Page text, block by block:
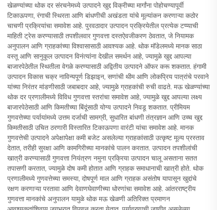
खेळण्यांच्या थोक दर संरचनेमध्ये उत्पादने खुद्द विक्रीच्या मार्गांना पोहोचण्यापूर्वी
टिकाऊपणा, रंगाची स्थिरता आणि बांधणीची अखंडता यांचे मूल्यांकन करणाऱ्या कठोर
चाचणी प्रक्रियांचा समावेश आहे. पुरवठादार उत्पादन प्रक्रियेतील प्रत्येक टप्प्याची
माहिती ट्रेस करण्यासाठी तपशीलवार गुणवत्ता दस्तऐवजीकरण ठेवतात, जे नियामक
अनुपालन आणि ग्राहकांच्या विश्वासासाठी आवश्यक आहे. थोक मॉडेलमध्ये मानक साठा
वस्तू आणि सानुकूल उत्पादन विनंत्यांना देखील समर्थन आहे, ज्यामुळे खुद्द आपल्या
बाजारपेठेतील स्थितीला वेगळे करण्यासाठी अद्वितीय उत्पादने ऑफर करू शकतात. हंगामी
उत्पादन विकास चक्र नाविन्यपूर्ण डिझाइन, सणांची थीम आणि लोकप्रिय पात्रांचे परवाने
यांच्या निरंतर मांडणीसाठी जबाबदार आहे, ज्यामुळे ग्राहकांची रुची वाढते. मऊ खेळण्यांच्या
थोक दर प्रणालीमध्ये विविध गुणवत्ता स्तरांचा समावेश आहे, ज्यामुळे खुद्द आपल्या लक्ष्य
बाजारपेठेसाठी आणि किमतीच्या बिंदूंसाठी योग्य उत्पादने निवडू शकतात. प्रीमियम
गुणवत्तेच्या पर्यायांमध्ये उत्तम दर्जाची सामग्री, सुधारित बांधणी तंत्रज्ञान आणि उच्च खुद्द
किमतीसाठी उचित ठरणारी विस्तारित टिकाऊपणा वारंटी यांचा समावेश आहे. मानक
गुणवत्तेची उत्पादने अपेक्षापेक्षा कमी बजेट असलेल्या ग्राहकांसाठी उत्कृष्ट मूल्य प्रस्ताव
देतात, तरीही सुरक्षा आणि कामगिरीच्या मानकांचे पालन करतात. उत्पादन तपशीलांची
खात्री करण्यासाठी गुणवत्ता नियंत्रण नमुना प्रक्रिया उत्पादन चालू असताना सतत
तपासणी करतात, ज्यामुळे दोष कमी होतात आणि ग्राहक समाधानाची खात्री होते. थोक
प्रणालीमध्ये गुणवत्तेच्या समस्या, दोषपूर्ण माल आणि ग्राहक असंतोष यापासून खुद्दांचे
रक्षण करणाऱ्या परतावा आणि देवाणघेवाणीच्या धोरणांचा समावेश आहे. आंतरराष्ट्रीय
गुणवत्ता मानकांचे अनुपालन यामुळे थोक मऊ खेळणी अतिरिक्त प्रमाणन